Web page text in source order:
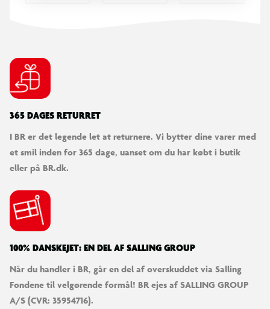
365 DAGES RETURRET
I BR er det legende let at returnere. Vi bytter dine varer med
et smil inden for 365 dage, uanset om du har købt i butik
eller på BR.dk.
100% DANSKEJET: EN DEL AF SALLING GROUP
Når du handler i BR, går en del af overskuddet via Salling
Fondene til velgørende formål! BR ejes af SALLING GROUP
A/S (CVR: 35954716).